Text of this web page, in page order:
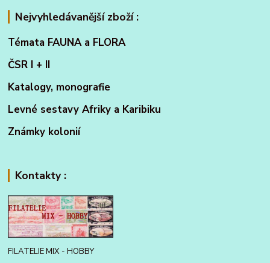
Nejvyhledávanější zboží :
Témata FAUNA a FLORA
ČSR I + II
Katalogy, monografie
Levné sestavy Afriky a Karibiku
Známky kolonií
Kontakty :
FILATELIE MIX - HOBBY